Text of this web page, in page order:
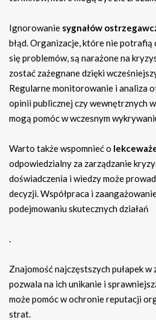
Ignorowanie sygnałów
błąd. Organizacje, które nie
się problemów, są narażone na
zostać zażegnane dzięki
Regularne monitorowanie i analiza
opinii publicznej czy wewnętrznych
mogą pomóc w wczesnym
Warto także wspomnieć o
odpowiedzialny za zarządzanie
doświadczenia i wiedzy może
decyzji. Współpraca i
podejmowaniu skutecznych działań
.
Znajomość najczęstszych pułapek
pozwala na ich unikanie i
może pomóc w ochronie reputacji
strat.